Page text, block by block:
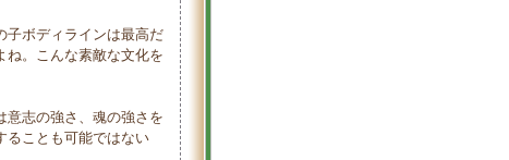
子ボディラインは最高だ
ね。こんな素敵な文化を
志の強さ、魂の強さを
ることも可能ではない